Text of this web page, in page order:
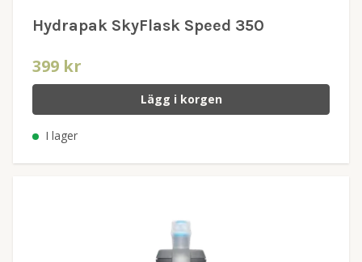
Hydrapak SkyFlask Speed 350
399 kr
Lägg i korgen
I lager